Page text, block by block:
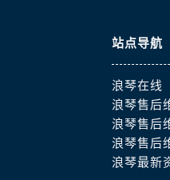
售后服务中心（需提前预约
心（需提前预约）
站点导航
浪琴在线
浪琴售后
浪琴售后
浪琴售后
浪琴最新